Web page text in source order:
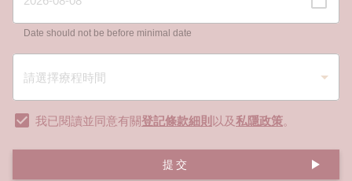
Date should not be before minimal date
我已閱讀並同意有關登記條款細則以及私隱政策。
提交